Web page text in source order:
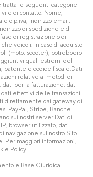
tratta le seguenti categorie
e di contatto: Nome,
o p.iva, indirizzo email,
di spedizione e di
di registrazione o di
veicoli: In caso di acquisto
(moto, scooter), potrebbero
quali estremi del
patente e codice fiscale.Dati
relative ai metodi di
dati per la fatturazione, dati
effettivi delle transazioni
direttamente dai gateway di
PayPal, Stripe, Banche
sui nostri server.Dati di
browser utilizzato, dati
navigazione sul nostro Sito
Per maggiori informazioni,
Policy.
e Base Giuridica